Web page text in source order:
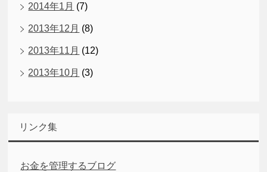
2014年1月 (7)
2013年12月 (8)
2013年11月 (12)
2013年10月 (3)
リンク集
お金を管理するブログ